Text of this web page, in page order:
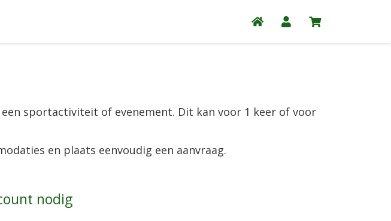
sportactiviteit of evenement. Dit kan voor 1 keer of voor
en plaats eenvoudig een aanvraag.
nodig